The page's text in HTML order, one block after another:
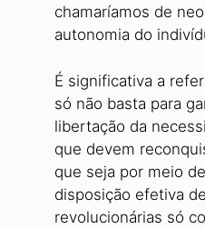
chamaríamos de
autonomia do
É significativa a
só não basta para
libertação da
que devem
que seja por meio
disposição efetiva
revolucionárias só